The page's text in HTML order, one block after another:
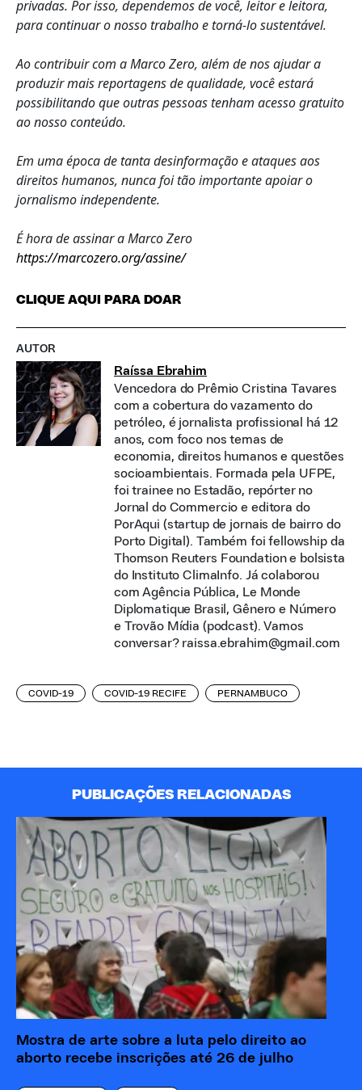
privadas. Por isso, dependemos de você, leitor e leitora,
para continuar o nosso trabalho e torná-lo sustentável.
Ao contribuir com a Marco Zero, além de nos ajudar a
produzir mais reportagens de qualidade, você estará
possibilitando que outras pessoas tenham acesso gratuito
ao nosso conteúdo.
Em uma época de tanta desinformação e ataques aos
direitos humanos, nunca foi tão importante apoiar o
jornalismo independente.
É hora de assinar a Marco Zero
https://marcozero.org/assine/
CLIQUE AQUI PARA DOAR
AUTOR
Raíssa Ebrahim
Vencedora do Prêmio Cristina Tavares
com a cobertura do vazamento do
petróleo, é jornalista profissional há 12
anos, com foco nos temas de
economia, direitos humanos e questões
socioambientais. Formada pela UFPE,
foi trainee no Estadão, repórter no
Jornal do Commercio e editora do
PorAqui (startup de jornais de bairro do
Porto Digital). Também foi fellowship da
Thomson Reuters Foundation e bolsista
do Instituto ClimaInfo. Já colaborou
com Agência Pública, Le Monde
Diplomatique Brasil, Gênero e Número
e Trovão Mídia (podcast). Vamos
conversar? raissa.ebrahim@gmail.com
COVID-19 COVID-19 RECIFE PERNAMBUCO
PUBLICAÇÕES RELACIONADAS
Mostra de arte sobre a luta pelo direito ao
aborto recebe inscrições até 26 de julho